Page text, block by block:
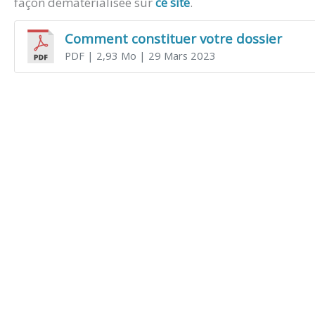
Comment constituer votre dossier
PDF| 2,93 Mo | 29 Mars 2023